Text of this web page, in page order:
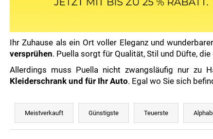
Ihr Zuhause als ein Ort voller Eleganz und
versprühen. Puella sorgt für Qualität, Stil und Düfte,
Allerdings muss Puella nicht zwangsläufig nur zu
Kleiderschrank und für Ihr Auto. Egal wo Sie sich
P
o
Meistverkauft Günstigste Teuerste